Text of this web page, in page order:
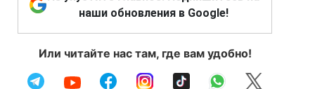
наши обновления в Google!
Или читайте нас там, где вам удобно!